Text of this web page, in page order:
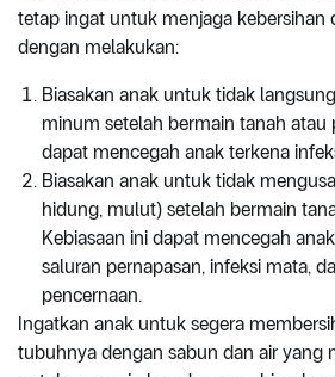
tetap ingat untuk menjaga kebersihan
dengan melakukan:
Biasakan anak untuk tidak
minum setelah bermain tanah atau
dapat mencegah anak terkena
Biasakan anak untuk tidak
hidung, mulut) setelah bermain
Kebiasaan ini dapat mencegah
saluran pernapasan, infeksi mata,
pencernaan.
Ingatkan anak untuk segera
tubuhnya dengan sabun dan air yang